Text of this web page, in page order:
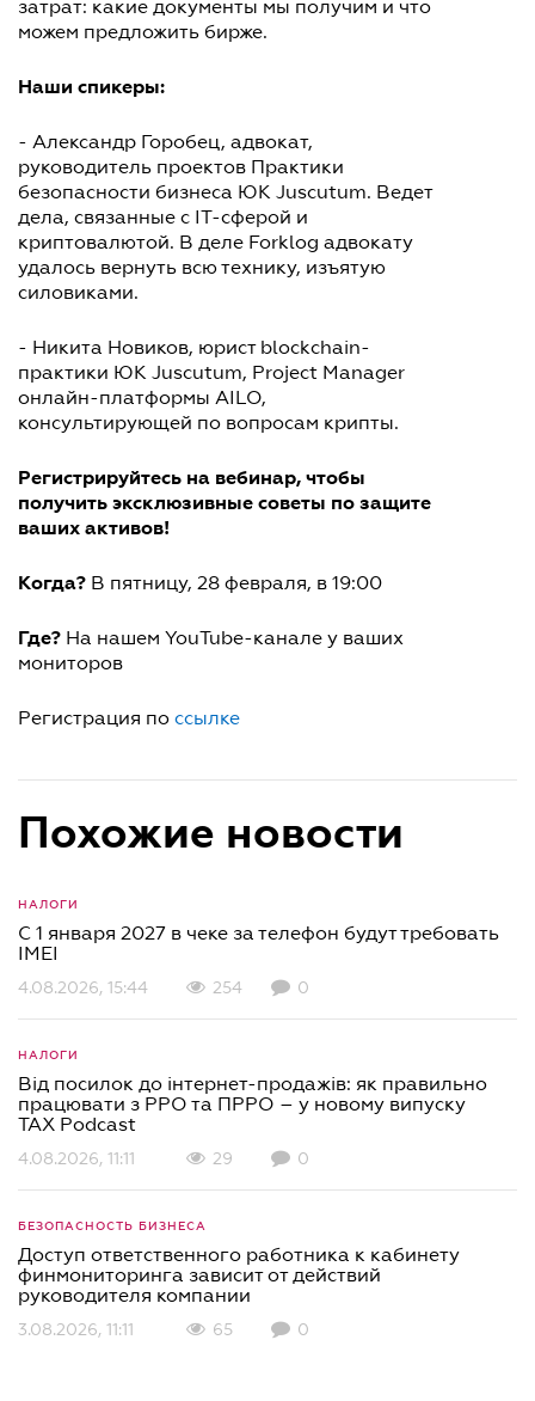
затрат: какие документы мы получим и что
можем предложить бирже.
Наши спикеры:
- Александр Горобец, адвокат,
руководитель проектов Практики
безопасности бизнеса ЮК Juscutum. Ведет
дела, связанные с IT-сферой и
криптовалютой. В деле Forklog адвокату
удалось вернуть всю технику, изъятую
силовиками.
- Никита Новиков, юрист blockchain-
практики ЮК Juscutum, Project Manager
онлайн-платформы AILO,
консультирующей по вопросам крипты.
Регистрируйтесь на вебинар, чтобы
получить эксклюзивные советы по защите
ваших активов!
Когда? В пятницу, 28 февраля, в 19:00
Где? На нашем YouTube-канале у ваших
мониторов
Регистрация по ссылке
Похожие новости
НАЛОГИ
С 1 января 2027 в чеке за телефон будут требовать
IMEI
4.08.2026, 15:44 254 0
НАЛОГИ
Від посилок до інтернет-продажів: як правильно
працювати з РРО та ПРРО – у новому випуску
TAX Podcast
4.08.2026, 11:11 29 0
БЕЗОПАСНОСТЬ БИЗНЕСА
Доступ ответственного работника к кабинету
финмониторинга зависит от действий
руководителя компании
3.08.2026, 11:11 65 0